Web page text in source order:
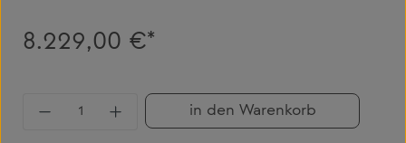
8.229,00 €*
Produkt Anzahl: Gib den gewünschten
in den Warenkorb